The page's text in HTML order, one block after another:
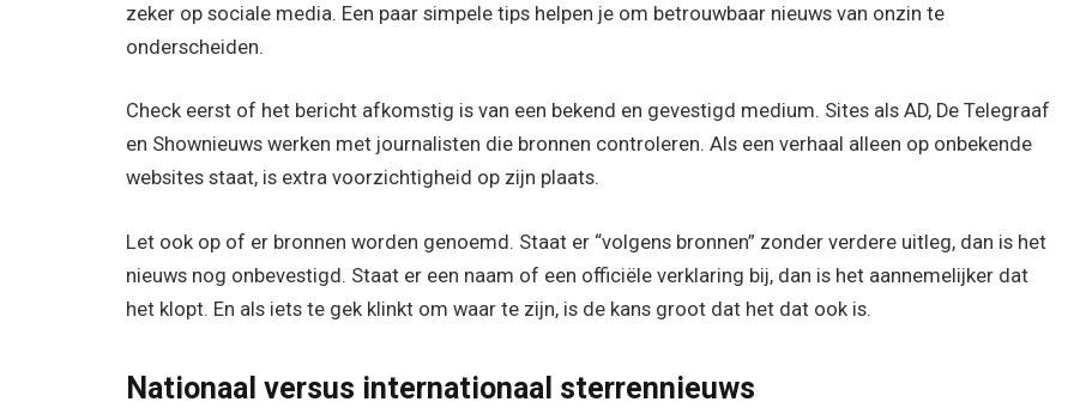
zeker op sociale media. Een paar simpele tips helpen je om betrouwbaar nieuws van onzin te
onderscheiden.
Check eerst of het bericht afkomstig is van een bekend en gevestigd medium. Sites als AD, De Telegraaf
en Shownieuws werken met journalisten die bronnen controleren. Als een verhaal alleen op onbekende
websites staat, is extra voorzichtigheid op zijn plaats.
Let ook op of er bronnen worden genoemd. Staat er “volgens bronnen” zonder verdere uitleg, dan is het
nieuws nog onbevestigd. Staat er een naam of een officiële verklaring bij, dan is het aannemelijker dat
het klopt. En als iets te gek klinkt om waar te zijn, is de kans groot dat het dat ook is.
Nationaal versus internationaal sterrennieuws